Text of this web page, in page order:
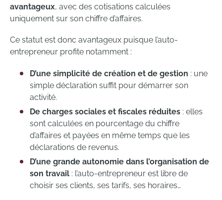
avantageux, avec des cotisations calculées
uniquement sur son chiffre d’affaires.
Ce statut est donc avantageux puisque l’auto-
entrepreneur profite notamment :
D’une simplicité de création et de gestion : une
simple déclaration suffit pour démarrer son
activité.
De charges sociales et fiscales réduites : elles
sont calculées en pourcentage du chiffre
d’affaires et payées en même temps que les
déclarations de revenus.
D’une grande autonomie dans l’organisation de
son travail : l’auto-entrepreneur est libre de
choisir ses clients, ses tarifs, ses horaires…